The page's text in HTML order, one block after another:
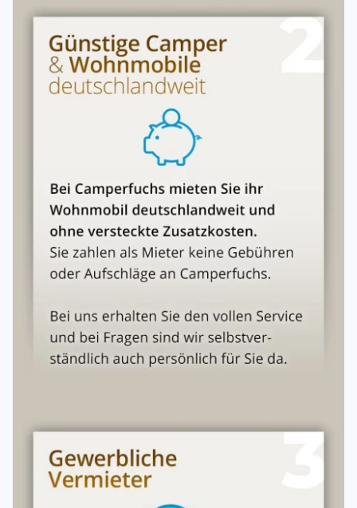
Die allgemeinen Mietbedingungen(Anlagen) sind ebenso
wie das Übergabeprotokoll/Checklisten Bestandteil dieses
Mietvertrages
Abgabe oder Übernahme:
Die Abgabe oder Übernahme des Fahrzeuges ist auch am
Wochenende bzw. an Feiertagen an verschiedenen
Stationen gegen einen möglichen Aufpreis durchführbar.
Bitte buchen Sie diesen Artikel über das Zubehör. Bitte
orientieren Sie sich ansonsten an die Abhol- und
Rückgabezeiten. Ihr Fahrzeug können Sie in aller Regel
bei dem Vermieter für die Zeit stehen lassen.Die
Rücknahme übernimmt der Vermieter und protokoliert es.
####Nicht alle Fragen dabei gewesen? Checken Sie unser
FAQ ab! https://www.camperfuchs.de/faq